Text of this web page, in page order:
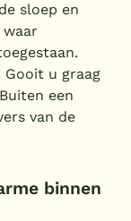
sloep en
u graag
een
van de
binnen